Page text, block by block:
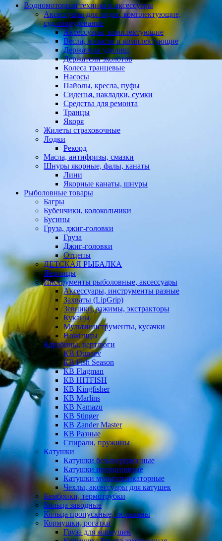
Водномоторная техника и аксессуары
Аксессуары для лодок, комплектующие,
суд.оборудование
Аксессуары, комплектующие
Весла, лопасти и комплектующие
Держатели удилищ
Держатели эхолотов
Колеса транцевые
Насосы
Пайолы, кресла, пуфы
Сиденья, накладки, сумки
Средства для ремонта
Транцы
Якоря
Жилеты страховочные
Лодки
Рекорд
Масла, антифризы, смазки
Шнуры якорные, фалы, канаты
Лини
Якорные канаты, шнуры
Рыболовные товары
Багры
Бубенчики, колокольчики
Бусины
Груза, джиг-головки
Груза
Джиг-головки
Отцепы
ДЕТСКАЯ РЫБАЛКА
Жерлицы
Инструменты рыболовные, аксессуары
Аксессуары, инструменты разные
Захваты (LipGrip)
Зевники, зажимы, экстракторы
Куканы
Мультиинструменты, кусачки
Ножницы
Карабины, вертлюги
КВ Dunaev
КВ Fish Season
КВ Flagman
КВ HITFISH
КВ Kingfisher
КВ Marlins
КВ Namazu
КВ Stinger
КВ Zander Master
КВ Разные
Спирали, пружины
Катушки
Катушки безынерционные
Катушки инерционные
Катушки мультипликаторные
Чехлы, аксессуары для катушек
Кембрики, термотрубки
Кольца заводные
Кольца пропускные, тюльпаны
Кормушки, рогатки
Груза для кормушек